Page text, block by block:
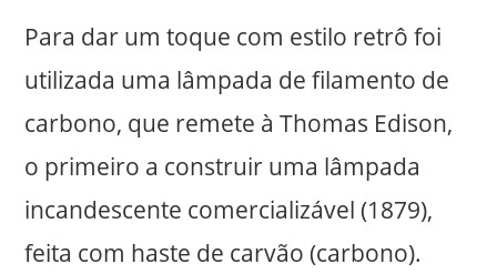
Para dar um toque com estilo retrô foi
utilizada uma lâmpada de filamento de
carbono, que remete à Thomas Edison,
o primeiro a construir uma lâmpada
incandescente comercializável (1879),
feita com haste de carvão (carbono).